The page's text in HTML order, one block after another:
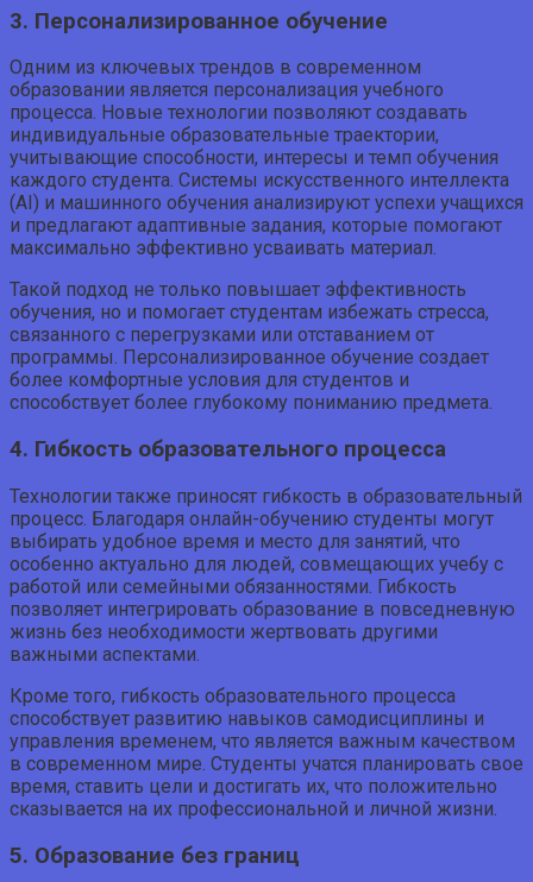
3. Персонализированное обучение
Одним из ключевых трендов в современном
образовании является персонализация учебного
процесса. Новые технологии позволяют создавать
индивидуальные образовательные траектории,
учитывающие способности, интересы и темп обучения
каждого студента. Системы искусственного интеллекта
(AI) и машинного обучения анализируют успехи учащихся
и предлагают адаптивные задания, которые помогают
максимально эффективно усваивать материал.
Такой подход не только повышает эффективность
обучения, но и помогает студентам избежать стресса,
связанного с перегрузками или отставанием от
программы. Персонализированное обучение создает
более комфортные условия для студентов и
способствует более глубокому пониманию предмета.
4. Гибкость образовательного процесса
Технологии также приносят гибкость в образовательный
процесс. Благодаря онлайн-обучению студенты могут
выбирать удобное время и место для занятий, что
особенно актуально для людей, совмещающих учебу с
работой или семейными обязанностями. Гибкость
позволяет интегрировать образование в повседневную
жизнь без необходимости жертвовать другими
важными аспектами.
Кроме того, гибкость образовательного процесса
способствует развитию навыков самодисциплины и
управления временем, что является важным качеством
в современном мире. Студенты учатся планировать свое
время, ставить цели и достигать их, что положительно
сказывается на их профессиональной и личной жизни.
5. Образование без границ